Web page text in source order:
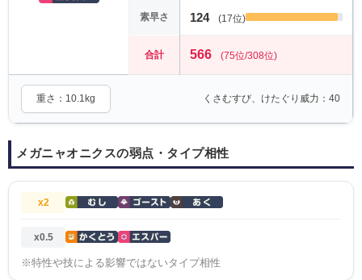
素早さ 124 (17位)
合計 566 (75位/308位)
重さ：10.1kg くさむすび、けたぐり威力：40
メガニャオニクスの弱点・タイプ相性
x2
x0.5
※特性や技による影響ではないタイプ相性